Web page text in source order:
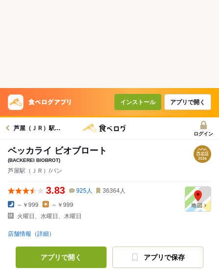
インストール アプリで開く
芦屋（ＪＲ）駅グルメへ
ログイン
ベッカライ ビオブロート
(BACKEREI BIOBROT)
芦屋駅（ＪＲ）/パン
3.83 925人 36364人
～￥999
～￥999
火曜日、水曜日、木曜日
店舗情報（詳細）
アプリで開く アプリで保存